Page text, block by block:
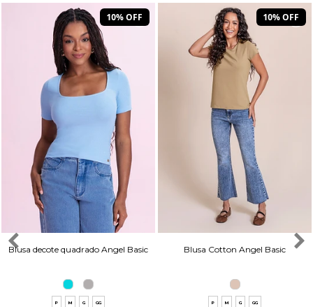
10% OFF
Blusa decote quadrado Angel Basic
P M G GG
10% OFF
Blusa Cotton Angel Basic
P M G GG